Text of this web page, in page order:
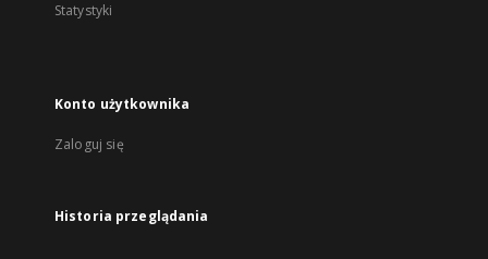
Statystyki
Konto użytkownika
Zaloguj się
Historia przeglądania